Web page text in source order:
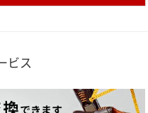
ビス